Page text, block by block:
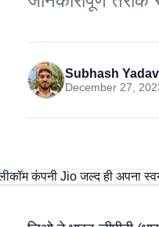
Subhash Yadav
December 27,